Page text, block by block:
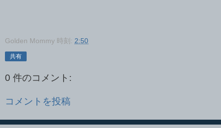
Golden Mommy 時刻: 2:50
共有
0 件のコメント:
コメントを投稿